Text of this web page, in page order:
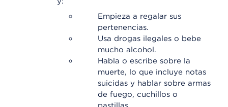
Empieza a regalar sus
pertenencias.
Usa drogas ilegales o bebe
mucho alcohol.
Habla o escribe sobre la
muerte, lo que incluye notas
suicidas y hablar sobre armas
de fuego, cuchillos o